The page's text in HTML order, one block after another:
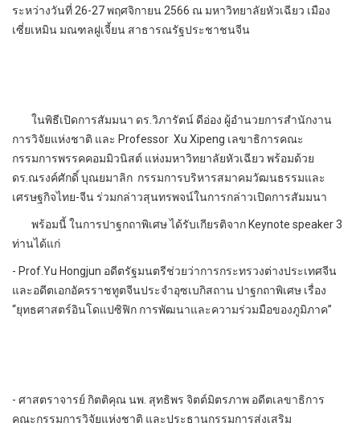
ระหว่างวันที่ 26-27 พฤศจิกายน 2566 ณ มหาวิทยาลัยหัวเฉียว เมือง
เซี่ยเหมิน มณฑลฝูเจี้ยน สาธารณรัฐประชาชนจีน
ในพิธีเปิดการสัมมนา ดร.วิภารัตน์ ดีอ่อง ผู้อำนวยการสำนักงาน
การวิจัยแห่งชาติ และ Professor Xu Xipeng เลขาธิการคณะ
กรรมการพรรคคอมมิวนิสต์ แห่งมหาวิทยาลัยหัวเฉียว พร้อมด้วย
ดร.ณรงค์ศักดิ์ บุณยมาลิก กรรมการบริหารสมาคมวัฒนธรรมและ
เศรษฐกิจไทย-จีน ร่วมกล่าวสุนทรพจน์ในการกล่าวเปิดการสัมมนา
พร้อมนี้ ในการปาฐกถาพิเศษ ได้รับเกียรติจาก Keynote speaker 3
ท่านได้แก่
- Prof.Yu Hongjun อดีตรัฐมนตรีช่วยว่าการกระทรวงต่างประเทศจีน
และอดีตเอกอัครราชทูตจีนประจำอุซเบกิสถาน ปาฐกถาพิเศษ เรื่อง
“ยุทธศาสตร์อินโดแปซิฟิก การพัฒนาและความร่วมมือของภูมิภาค”
- ศาสตราจารย์ กิตติคุณ นพ. สุทธิพร จิตต์มิตรภาพ อดีตเลขาธิการ
คณะกรรมการวิจัยแห่งชาติ และประธานกรรมการส่งเสริม